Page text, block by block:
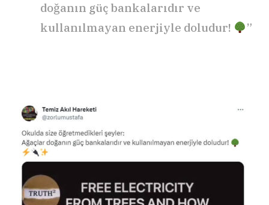
doğanın güç bankalarıdır ve
kullanılmayan enerjiyle doludur!
”